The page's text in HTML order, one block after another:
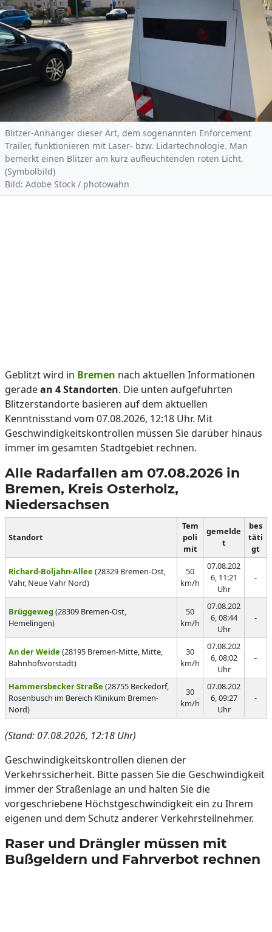
Blitzer-Anhänger dieser Art, dem sogenannten Enforcement
Trailer, funktionieren mit Laser- bzw. Lidartechnologie. Man
bemerkt einen Blitzer am kurz aufleuchtenden roten Licht.
(Symbolbild)
Bild: Adobe Stock / photowahn
Geblitzt wird in Bremen nach aktuellen Informationen
geradean 4 Standorten. Die unten aufgeführten
Blitzerstandorte basieren auf dem aktuellen
Kenntnisstand vom 07.08.2026, 12:18 Uhr. Mit
Geschwindigkeitskontrollen müssen Sie darüber hinaus
immer im gesamten Stadtgebiet rechnen.
Alle Radarfallen am 07.08.2026 in
Bremen, Kreis Osterholz,
Niedersachsen
Standort
Tem
poli
mit
gemelde
t
bes
täti
gt
Richard-Boljahn-Allee (28329 Bremen-Ost,
Vahr, Neue Vahr Nord)
50
km/h
07.08.202
6, 11:21
Uhr
-
Brüggeweg(28309 Bremen-Ost,
Hemelingen)
50
km/h
07.08.202
6, 08:44
Uhr
-
An der Weide (28195 Bremen-Mitte, Mitte,
Bahnhofsvorstadt)
30
km/h
07.08.202
6, 08:02
Uhr
-
Hammersbecker Straße (28755 Beckedorf,
Rosenbusch im Bereich Klinikum Bremen-
Nord)
30
km/h
07.08.202
6, 09:27
Uhr
-
(Stand: 07.08.2026, 12:18 Uhr)
Geschwindigkeitskontrollen dienen der
Verkehrssicherheit. Bitte passen Sie die Geschwindigkeit
immer der Straßenlage an und halten Sie die
vorgeschriebene Höchstgeschwindigkeit ein zu Ihrem
eigenen und dem Schutz anderer Verkehrsteilnehmer.
Raser und Drängler müssen mit
Bußgeldern und Fahrverbot rechnen